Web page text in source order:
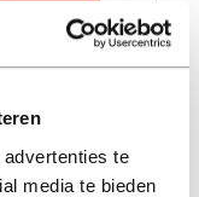
te
media te bieden